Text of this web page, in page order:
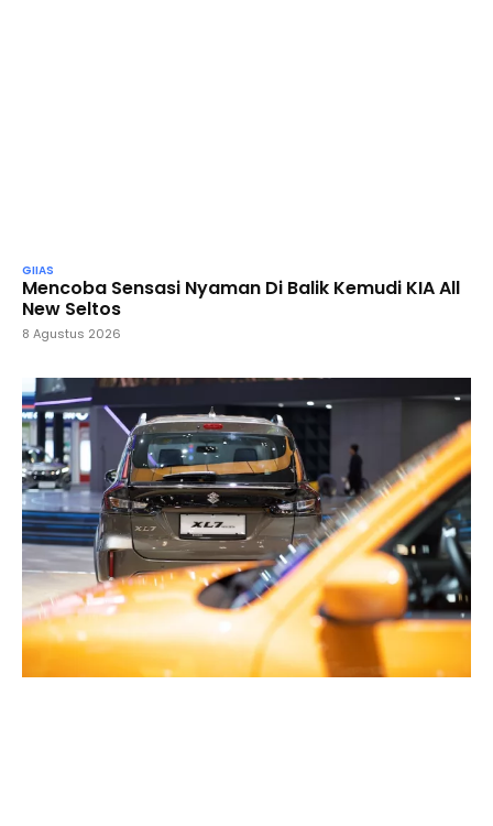
GIIAS
Mencoba Sensasi Nyaman Di Balik Kemudi KIA All
New Seltos
8 Agustus 2026